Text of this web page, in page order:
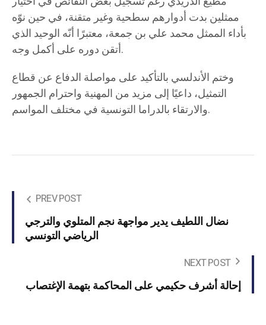
ممثلين بدت أدوارهم سطحية وغير متقنة، في حين نوّه
بأداء الممثل محمد علي بن جمعة، معتبرًا أنّه الوحيد الذي
أتقن دوره على أكمل وجه.
وختم الأندلسي بالتأكيد على مواصلة الدفاع عن قطاع
التمثيل، داعيًا إلى مزيد من المهنية واحترام الجمهور
والارتقاء بالدراما التونسية في مختلف المواسم.
PREV POST
نضال اللطيف يدير مواجهة نجم المتلوي والترجي
الرياضي التونسي
NEXT POST
إحالة أشرف حكيمي على المحاكمة بتهمة الإغتصاب